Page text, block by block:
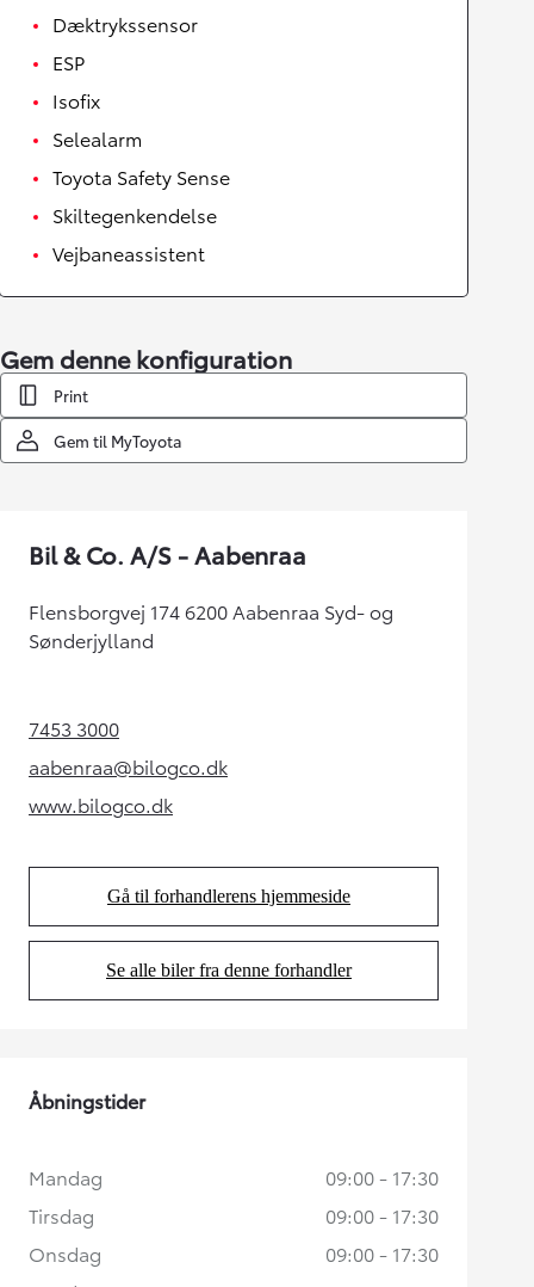
Dæktrykssensor
ESP
Isofix
Selealarm
Toyota Safety Sense
Skiltegenkendelse
Vejbaneassistent
Gem denne konfiguration
Print
Gem til MyToyota
Bil & Co. A/S - Aabenraa
Flensborgvej 174 6200 Aabenraa Syd- og
Sønderjylland
7453 3000(Opens in new tab)
aabenraa@bilogco.dk
(Opens in new tab)
www.bilogco.dk(Opens in new tab)
Gå til forhandlerens hjemmeside
(Opens in new tab)
Se alle biler fra denne forhandler
(Opens in new tab)
Åbningstider
Mandag
09:00 - 17:30
Tirsdag
09:00 - 17:30
Onsdag
09:00 - 17:30